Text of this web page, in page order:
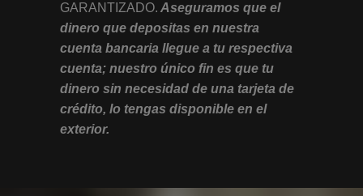
GARANTIZADO. Aseguramos que el
dinero que depositas en nuestra
cuenta bancaria llegue a tu respectiva
cuenta; nuestro único fin es que tu
dinero sin necesidad de una tarjeta de
crédito, lo tengas disponible en el
exterior.